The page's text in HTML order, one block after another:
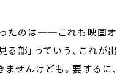
たのは──これも映画オ
部」っていう、これが出
せんけども。要するに、